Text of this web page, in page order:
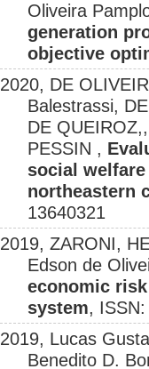
Oliveira
generation
objective
2020, DE
Balestrassi,
DE
PESSIN ,
social
northeastern
13640321
2019, ZARONI,
Edson de
economic
system,
2019, Lucas
Benedito D.